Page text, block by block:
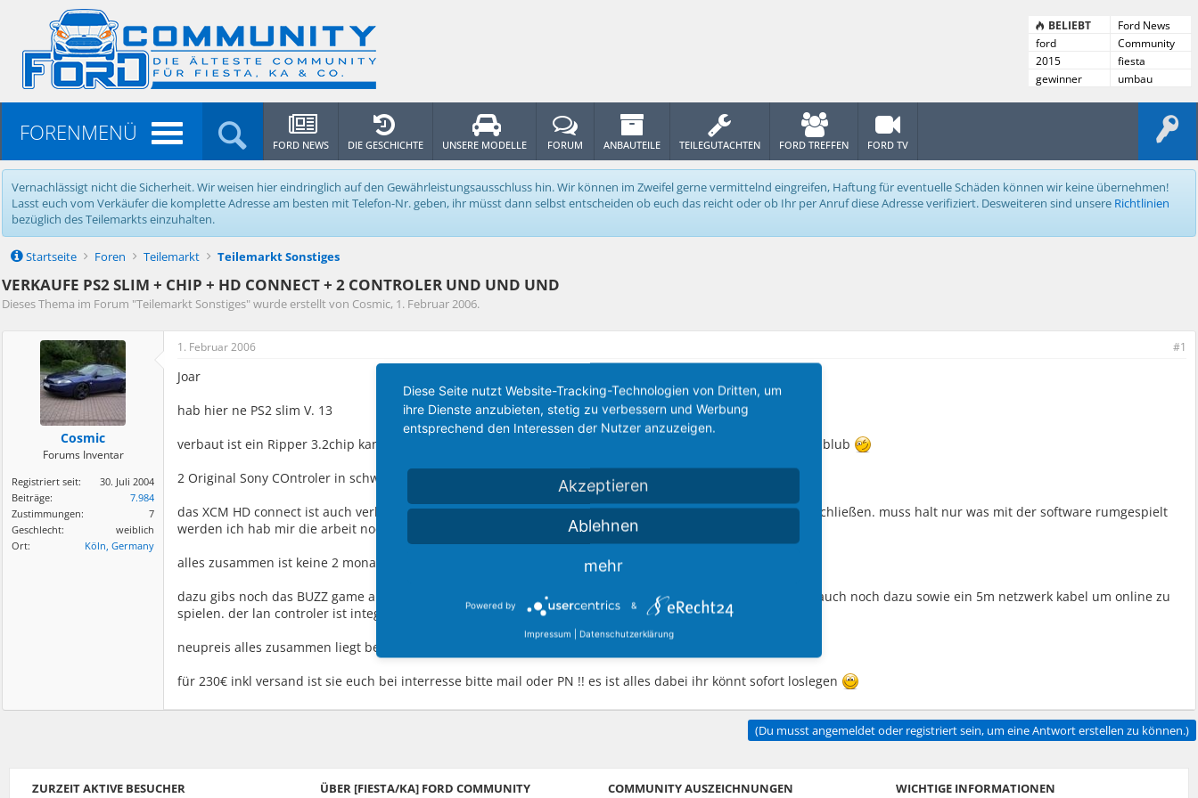
Vernachlässigt nicht die Sicherheit. Wir weisen hier eindringlich auf den Gewährleistungsausschluss hin. Wir können im Zweifel gerne vermittelnd eingreifen, Haftung für eventuelle Schäden können wir keine übernehmen!
Lasst euch vom Verkäufer die komplette Adresse am besten mit Telefon-Nr. geben, ihr müsst dann selbst entscheiden ob euch das reicht oder ob Ihr per Anruf diese Adresse verifiziert. Desweiteren sind unsere Richtlinien
bezüglich des Teilemarkts einzuhalten.
Startseite Foren Teilemarkt Teilemarkt Sonstiges
VERKAUFE PS2 SLIM + CHIP + HD CONNECT + 2 CONTROLER UND UND UND
Dieses Thema im Forum "Teilemarkt Sonstiges" wurde erstellt von Cosmic, 1. Februar 2006.
Cosmic
Forums Inventar
Registriert seit:
30. Juli 2004
Beiträge:
7.984
Zustimmungen:
7
Geschlecht:
weiblich
Ort:
Köln, Germany
1. Februar 2006 #1
Joar
hab hier ne PS2 slim V. 13
verbaut ist ein Ripper 3.2chip kann alle spiele erkennt rohlinge automatisch genauso wie DVD regionen bla blub
2 Original Sony COntroler in schwarz.
das XCM HD connect ist auch verbaut damit ist es möglich eine normale IDE platte an die playstation anzuschließen. muss halt nur was mit der software rumgespielt
werden ich hab mir die arbeit noch nicht gemacht.
alles zusammen ist keine 2 monate alt.
dazu gibs noch das BUZZ game also das musik quiz. und etliche spiele
eine 16MB Memory card leg ich auch noch dazu sowie ein 5m netzwerk kabel um online zu
spielen. der lan controler ist integriert.
neupreis alles zusammen liegt bei ca 320€
für 230€ inkl versand ist sie euch bei interresse bitte mail oder PN !! es ist alles dabei ihr könnt sofort loslegen
(Du musst angemeldet oder registriert sein, um eine Antwort erstellen zu können.)
BELIEBT
Ford News
ford
Community
News
2015
fiesta
gewinner
umbau
FORENMENÜ FORD NEWS DIE GESCHICHTE UNSERE MODELLE FORUM ANBAUTEILE TEILEGUTACHTEN FORD TREFFEN FORD TV
ZURZEIT AKTIVE BESUCHER ÜBER [FIESTA/KA] FORD COMMUNITY COMMUNITY AUSZEICHNUNGEN WICHTIGE INFORMATIONEN
Diese Seite nutzt Website-Tracking-Technologien von Dritten, um
ihre Dienste anzubieten, stetig zu verbessern und Werbung
entsprechend den Interessen der Nutzer anzuzeigen.
Akzeptieren
Ablehnen
mehr
Powered by &
Impressum Datenschutzerklärung